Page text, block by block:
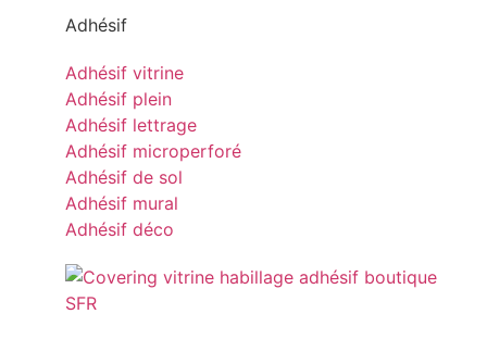
Adhésif
Adhésif vitrine
Adhésif plein
Adhésif lettrage
Adhésif microperforé
Adhésif de sol
Adhésif mural
Adhésif déco